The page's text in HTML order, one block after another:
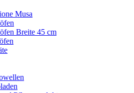
Musa
Breite 45 cm